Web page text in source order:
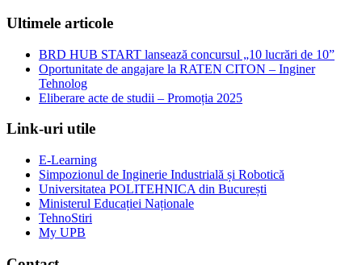
Ultimele articole
BRD HUB START lansează concursul „10 lucrări de 10”
Oportunitate de angajare la RATEN CITON – Inginer
Tehnolog
Eliberare acte de studii – Promoția 2025
Link-uri utile
E-Learning
Simpozionul de Inginerie Industrială și Robotică
Universitatea POLITEHNICA din București
Ministerul Educației Naționale
TehnoStiri
My UPB